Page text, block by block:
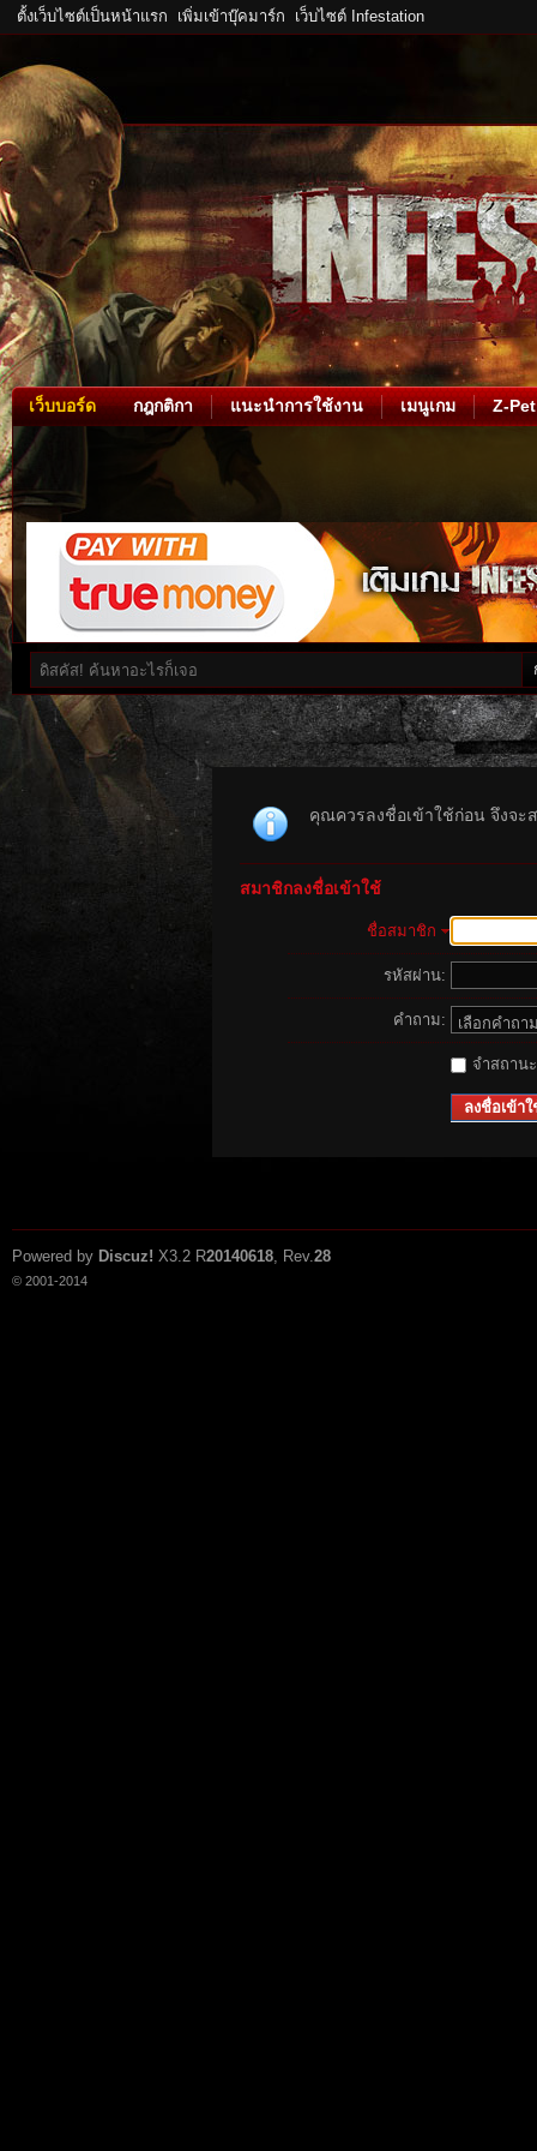
ตั้งเว็บไซต์เป็นหน้าแรก เพิ่มเข้าบุ๊คมาร์ก เว็บไซต์ Infestation
เว็บบอร์ด กฎกติกา แนะนำการใช้งาน เมนูเกม Z-Pet
คุณควรลงชื่อเข้าใช้ก่อน จึงจะ
สมาชิกลงชื่อเข้าใช้
ชื่อสมาชิก
รหัสผ่าน:
คำถาม:
จำสถาน
ลงชื่อเข้าใ
Powered by Discuz! X3.2 R20140618, Rev.28
© 2001-2014